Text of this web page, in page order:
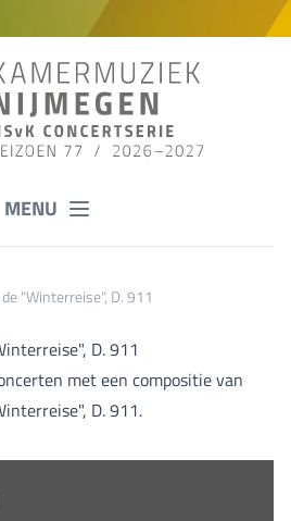
MENU
"Winterreise", D. 911
D. 911
met een compositie van
D. 911.